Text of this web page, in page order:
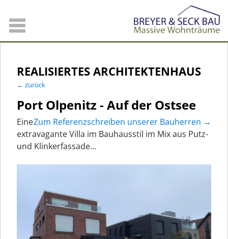
REALISIERTES ARCHITEKTENHAUS
← zurück
Port Olpenitz - Auf der Ostsee
Zum Referenzschreiben unserer Bauherren →
Eine
extravagante Villa im Bauhausstil im Mix aus Putz-
und Klinkerfassade...